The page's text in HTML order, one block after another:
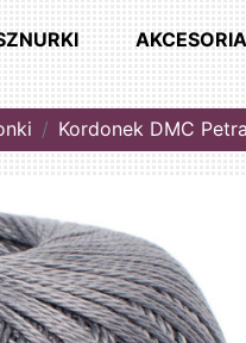
AKCESORIA
Kordonek DMC